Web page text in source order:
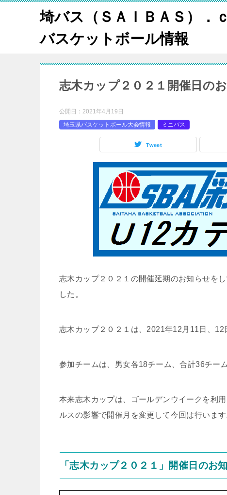
埼バス（ＳＡＩＢＡＳ）．
バスケットボール情報
志木カップ２０２１開催日の
公開日： 2021年4月19日
埼玉県バスケットボール大会情報
ミニバス
Tweet
志木カップ２０２１の開催延期のお知らせを
した。
志木カップ２０２１は、2021年12月11日、12
参加チームは、男女各18チーム、合計36チー
本来志木カップは、ゴールデンウイークを利
ルスの影響で開催月を変更して今回は行います
「志木カップ２０２１」開催日のお